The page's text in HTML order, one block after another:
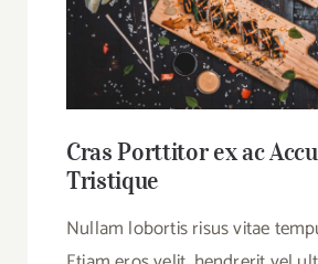
Cras Porttitor ex ac
Tristique
Nullam lobortis risus vitae